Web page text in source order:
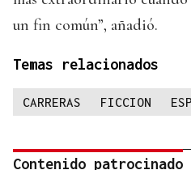
un fin común”, añadió.
Temas relacionados
CARRERAS FICCION
Contenido patrocinado